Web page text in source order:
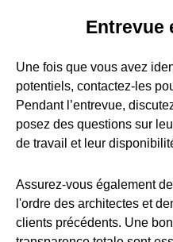
Entrevue
Une fois que vous avez
potentiels, contactez-les
Pendant l’entrevue,
posez des questions sur
de travail et leur
Assurez-vous également
l'ordre des architectes et
clients précédents. Une